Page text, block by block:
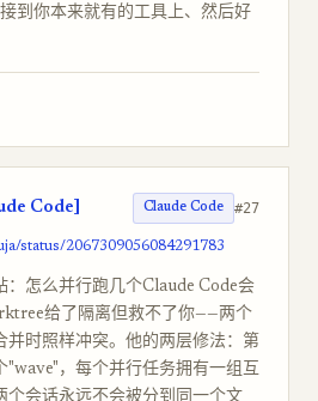
到你本来就有的工具上、然后好
Code] Claude Code #27
status/2067309056084291783
：怎么并行跑几个Claude Code会
给了隔离但救不了你——两个
并时照样冲突。他的两层修法：第
"wave"，每个并行任务拥有一组互
个会话永远不会被分到同一个文